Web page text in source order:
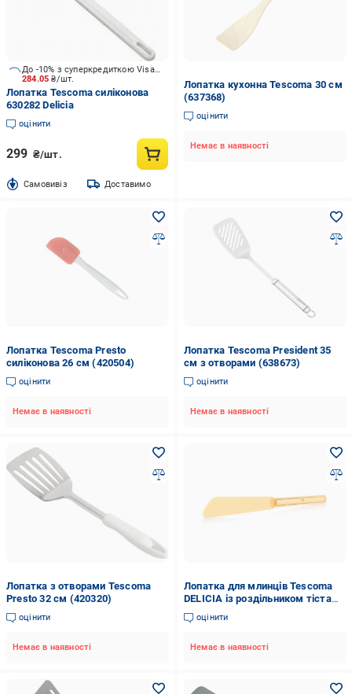
284.05₴/шт.
До -10% з суперкредиткою Visa Вигода
Лопатка Tescoma силіконова
630282 Delicia
оцінити
299 ₴/шт.
Cамовивіз Доставимо
Лопатка кухонна Tescoma 30 см
(637368)
оцінити
Немає в наявності
Лопатка Tescoma Presto
силіконова 26 см (420504)
оцінити
Немає в наявності
Лопатка Tescoma President 35
см з отворами (638673)
оцінити
Немає в наявності
Лопатка з отворами Tescoma
Presto 32 см (420320)
оцінити
Немає в наявності
Лопатка для млинців Tescoma
DELICIA із роздільником тіста
(630066)
оцінити
Немає в наявності